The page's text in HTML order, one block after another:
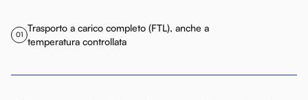
01
Trasporto a carico completo (FTL), anche a
temperatura controllata